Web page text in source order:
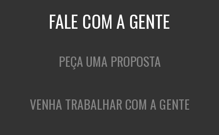
FALE COM A GENTE
PEÇA UMA PROPOSTA
VENHA TRABALHAR COM A GENTE